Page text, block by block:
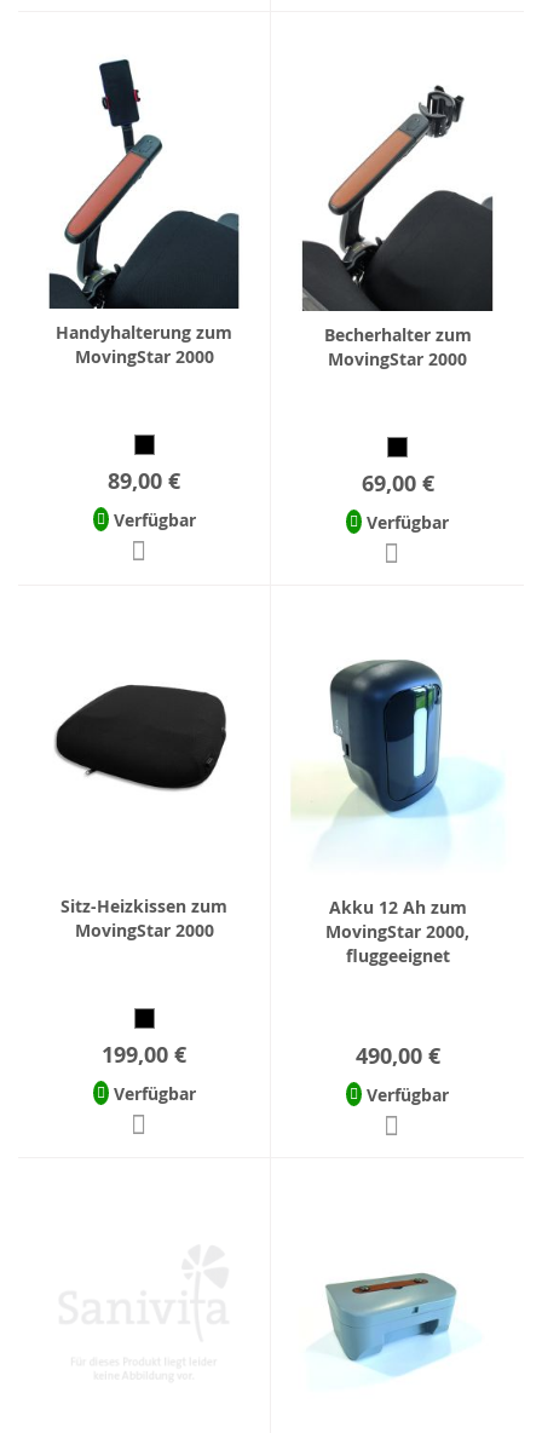
Handyhalterung zum
MovingStar 2000
89,00 €
Verfügbar
Becherhalter zum
MovingStar 2000
69,00 €
Verfügbar
Sitz-Heizkissen zum
MovingStar 2000
199,00 €
Verfügbar
Akku 12 Ah zum
MovingStar 2000,
fluggeeignet
490,00 €
Verfügbar